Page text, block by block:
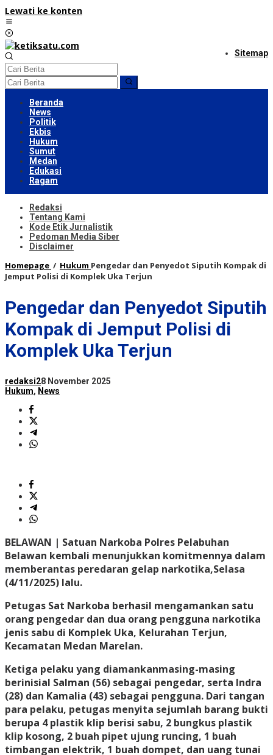
Lewati ke konten
Sitemap
Beranda
News
Politik
Ekbis
Hukum
Sumut
Medan
Edukasi
Ragam
Redaksi
Tentang Kami
Kode Etik Jurnalistik
Pedoman Media Siber
Disclaimer
Homepage / Hukum Pengedar dan Penyedot Siputih Kompak di
Jemput Polisi di Komplek Uka Terjun
Pengedar dan Penyedot Siputih
Kompak di Jemput Polisi di
Komplek Uka Terjun
redaksi28 November 2025
Hukum, News
BELAWAN | Satuan Narkoba Polres Pelabuhan
Belawan kembali menunjukkan komitmennya dalam
memberantas peredaran gelap narkotika,Selasa
(4/11/2025) lalu.
Petugas Sat Narkoba berhasil mengamankan satu
orang pengedar dan dua orang pengguna narkotika
jenis sabu di Komplek Uka, Kelurahan Terjun,
Kecamatan Medan Marelan.
Ketiga pelaku yang diamankanmasing-masing
berinisial Salman (56) sebagai pengedar, serta Indra
(28) dan Kamalia (43) sebagai pengguna. Dari tangan
para pelaku, petugas menyita sejumlah barang bukti
berupa 4 plastik klip berisi sabu, 2 bungkus plastik
klip kosong, 2 buah pipet ujung runcing, 1 buah
timbangan elektrik, 1 buah dompet, dan uang tunai